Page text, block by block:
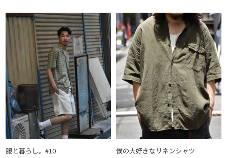
服と暮らし。#10 僕の大好きなリネンシャツ